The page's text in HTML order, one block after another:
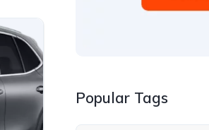
Popular Tags